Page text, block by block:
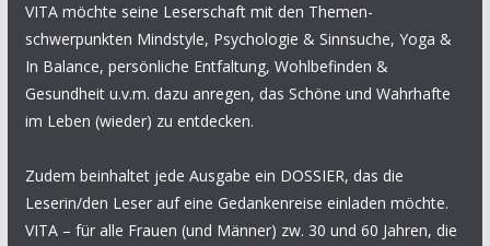
VITA möchte seine Leserschaft mit den Themen-
schwerpunkten Mindstyle, Psychologie & Sinnsuche, Yoga &
In Balance, persönliche Entfaltung, Wohlbefinden &
Gesundheit u.v.m. dazu anregen, das Schöne und Wahrhafte
im Leben (wieder) zu entdecken.
Zudem beinhaltet jede Ausgabe ein DOSSIER, das die
Leserin/den Leser auf eine Gedankenreise einladen möchte.
VITA – für alle Frauen (und Männer) zw. 30 und 60 Jahren, die